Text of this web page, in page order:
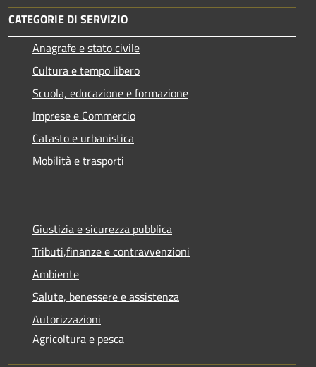
CATEGORIE DI SERVIZIO
Anagrafe e stato civile
Cultura e tempo libero
Scuola, educazione e formazione
Imprese e Commercio
Catasto e urbanistica
Mobilità e trasporti
Giustizia e sicurezza pubblica
Tributi,finanze e contravvenzioni
Ambiente
Salute, benessere e assistenza
Autorizzazioni
Agricoltura e pesca